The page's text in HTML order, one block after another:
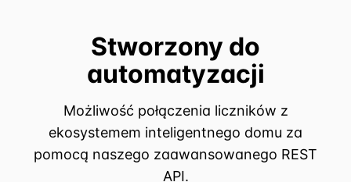
Stworzony do
automatyzacji
Możliwość połączenia liczników z
ekosystemem inteligentnego domu za
pomocą naszego zaawansowanego REST
API.